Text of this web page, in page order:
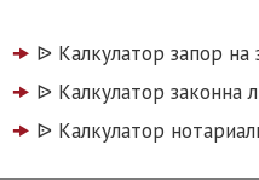
ᐉ️ Калкулатор запор на
ᐉ️ Калкулатор законна
ᐉ️ Калкулатор